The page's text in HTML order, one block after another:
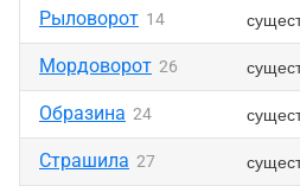
Рыловорот 14
Мордоворот 26
Образина 24
Страшила 27